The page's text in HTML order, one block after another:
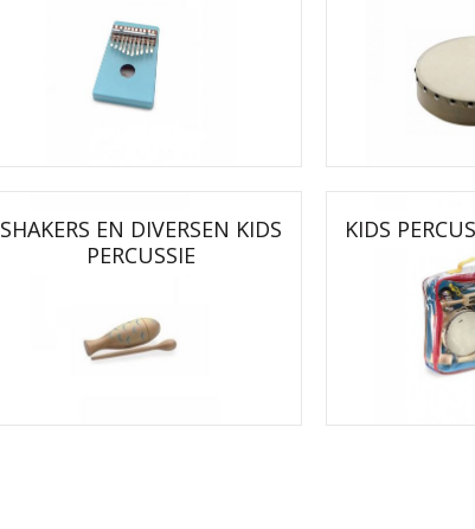
SHAKERS EN DIVERSEN KIDS
PERCUSSIE
KIDS